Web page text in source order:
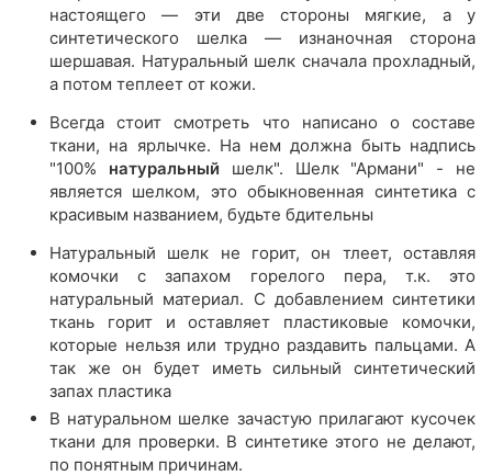
настоящего — эти две стороны мягкие, а у
синтетического шелка — изнаночная сторона
шершавая. Натуральный шелк сначала прохладный,
а потом теплеет от кожи.
Всегда стоит смотреть что написано о составе
ткани, на ярлычке. На нем должна быть надпись
"100% натуральный шелк". Шелк "Армани" - не
является шелком, это обыкновенная синтетика с
красивым названием, будьте бдительны
Натуральный шелк не горит, он тлеет, оставляя
комочки с запахом горелого пера, т.к. это
натуральный материал. С добавлением синтетики
ткань горит и оставляет пластиковые комочки,
которые нельзя или трудно раздавить пальцами. А
так же он будет иметь сильный синтетический
запах пластика
В натуральном шелке зачастую прилагают кусочек
ткани для проверки. В синтетике этого не делают,
по понятным причинам.